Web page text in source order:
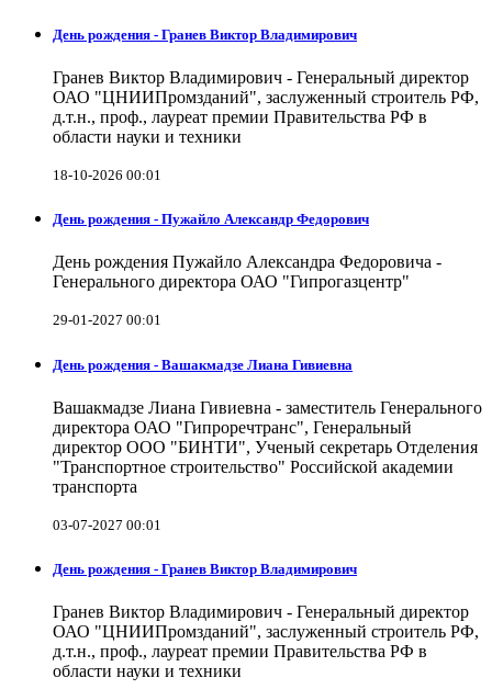
День рождения - Гранев Виктор Владимирович
Гранев Виктор Владимирович - Генеральный директор
ОАО "ЦНИИПромзданий", заслуженный строитель РФ,
д.т.н., проф., лауреат премии Правительства РФ в
области науки и техники
18-10-2026 00:01
День рождения - Пужайло Александр Федорович
День рождения Пужайло Александра Федоровича -
Генерального директора ОАО "Гипрогазцентр"
29-01-2027 00:01
День рождения - Вашакмадзе Лиана Гивиевна
Вашакмадзе Лиана Гивиевна - заместитель Генерального
директора ОАО "Гипроречтранс", Генеральный
директор ООО "БИНТИ", Ученый секретарь Отделения
"Транспортное строительство" Российской академии
транспорта
03-07-2027 00:01
День рождения - Гранев Виктор Владимирович
Гранев Виктор Владимирович - Генеральный директор
ОАО "ЦНИИПромзданий", заслуженный строитель РФ,
д.т.н., проф., лауреат премии Правительства РФ в
области науки и техники